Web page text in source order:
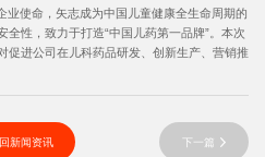
使命，矢志成为中国儿童健康全生命周期的
性，致力于打造“中国儿药第一品牌”。本次
促进公司在儿科药品研发、创新生产、营销推
新闻资讯 下一篇